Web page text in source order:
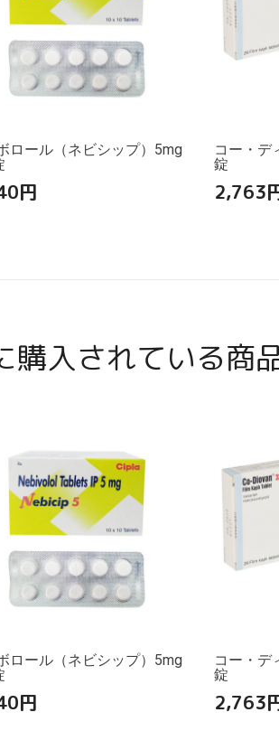
ロール（ネビシップ）5mg
円
コー・デ
錠
2,763
購入されている商
ロール（ネビシップ）5mg
円
コー・デ
錠
2,763